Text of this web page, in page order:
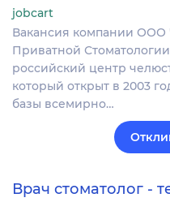
jobcart
Вакансия компании
Приватной
российский центр
который открыт в 2003
базы всемирно…
Врач стоматолог -